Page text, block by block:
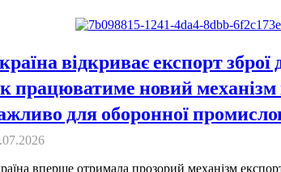
відкриває експорт зброї
працюватиме новий механізм
для оборонної
вперше отримала прозорий механізм